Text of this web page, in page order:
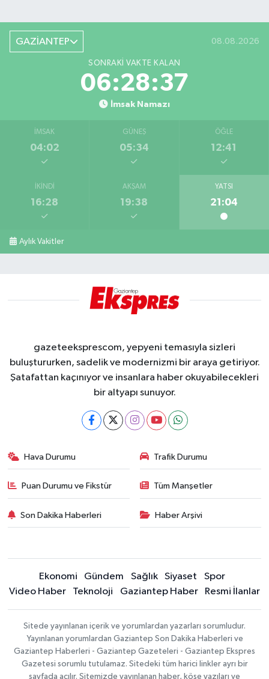
GAZİANTEP 08.08.2026
SONRAKI VAKTE KALAN
06:28:36
İmsak Namazı
İMSAK
04:02
GÜNEŞ
05:34
ÖĞLE
12:41
İKINDI
16:28
AKŞAM
19:38
YATSI
21:04
Aylık Vakitler
gazeteeksprescom, yepyeni temasıyla sizleri
buluştururken, sadelik ve modernizmi bir araya getiriyor.
Şatafattan kaçınıyor ve insanlara haber okuyabilecekleri
bir altyapı sunuyor.
Hava Durumu Trafik Durumu
Puan Durumu ve Fikstür Tüm Manşetler
Son Dakika Haberleri Haber Arşivi
Ekonomi Gündem Sağlık Siyaset
Spor
Video Haber
Teknoloji Gaziantep Haber Resmi İlanlar
Sitede yayınlanan içerik ve yorumlardan yazarları sorumludur.
Yayınlanan yorumlardan Gaziantep Son Dakika Haberleri ve
Gaziantep Haberleri - Gaziantep Gazeteleri - Gaziantep Ekspres
Gazetesi sorumlu tutulamaz. Sitedeki tüm harici linkler ayrı bir
sayfada açılır. Sitemizde yayınlanan haber, köşe yazıları ve